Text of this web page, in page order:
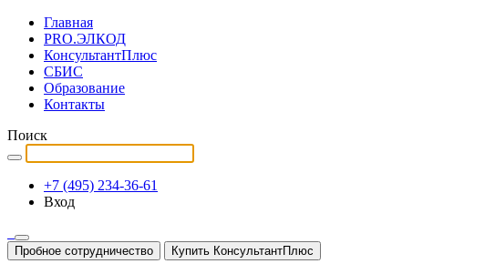
Главная
PRO.ЭЛКОД
КонсультантПлюс
СБИС
Образование
Контакты
Поиск
+7 (495) 234-36-61
Вход
Пробное сотрудничество Купить КонсультантПлюс